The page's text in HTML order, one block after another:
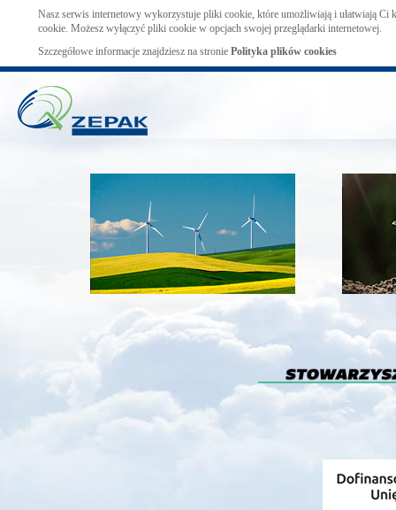
Nasz serwis internetowy wykorzystuje pliki cookie, które umożliwiają i ułatwiają Ci
cookie. Możesz wyłączyć pliki cookie w opcjach swojej przeglądarki internetowej.
Szczegółowe informacje znajdziesz na stronie Polityka plików cookies